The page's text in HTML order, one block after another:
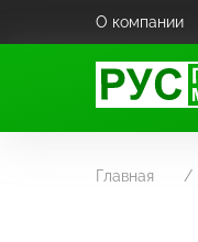
О компании
Главная